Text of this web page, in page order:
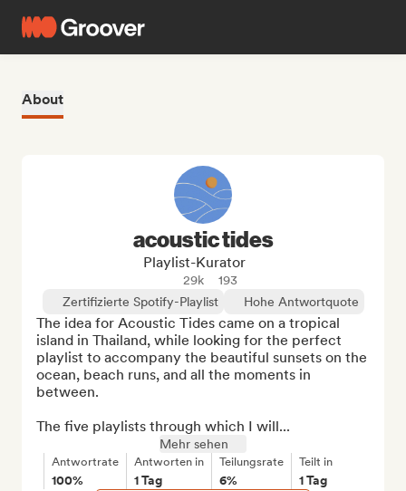
About
acoustic tides
Playlist-Kurator
29k
193
Zertifizierte Spotify-Playlist
Hohe Antwortquote
The idea for Acoustic Tides came on a tropical
island in Thailand, while looking for the perfect
playlist to accompany the beautiful sunsets on the
ocean, beach runs, and all the moments in
between.
The five playlists through which I will...
Mehr sehen
Antwortrate
100%
Antworten in
1 Tag
Teilungsrate
6%
Teilt in
1 Tag